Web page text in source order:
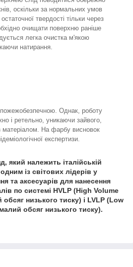
оскільки за нормальних умов
твердості тільки через
очищати поверхню раніше
легка очистка м'якою
натирання.
Однак, роботу
і ретельно, уникаючи зайвого,
матеріалом. На фарбу висновок
експертизи.
який належить італійській
із світових лідерів у
та аксесуарів для нанесення
по системі HVLP (High Volume
низького тиску) і LVLP (Low
обсяг низького тиску).